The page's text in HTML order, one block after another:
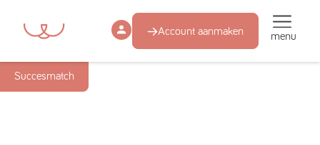
Account aanmaken menu
Succesmatch